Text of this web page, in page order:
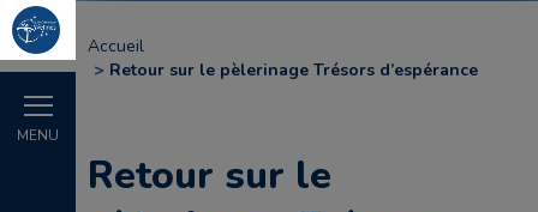
MENU
Accueil
Retour sur le pèlerinage Trésors d’espérance
Retour sur le